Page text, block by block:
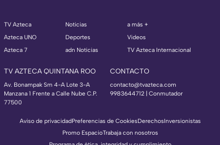
TV Azteca
Azteca UNO
Azteca 7
Noticias
Deportes
adn Noticias
a más +
Videos
TV Azteca Internacional
TV AZTECA QUINTANA ROO
Av. Bonampak Sm 4-A Lote 3-A
Manzana 1 Frente a Calle Nube C.P.
77500
CONTACTO
contacto@tvazteca.com
9983644712 | Conmutador
Aviso de privacidadPreferencias de CookiesDerechosInversionistas
Promo EspacioTrabaja con nosotros